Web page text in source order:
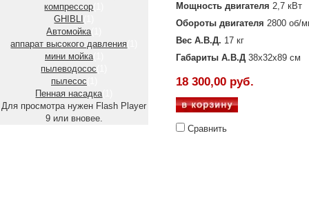
компрессор
GHIBLI
Автомойка(1)
аппарат высокого давления
мини мойка(1)
пылеводосос
пылесос
Пенная насадка(1)
Для просмотра нужен Flash Player
9 или вновее.
Мощность двигателя 2,7 кВт
Обороты двигателя 2800 об/
Вес А.В.Д. 17 кг
Габариты А.В.Д 38х32х89 см
18 300,00 руб.
Сравнить